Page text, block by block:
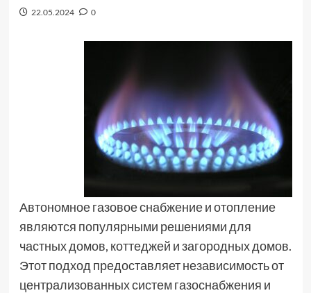
22.05.2024 0
Автономное газовое снабжение и отопление
являются популярными решениями для
частных домов, коттеджей и загородных домов.
Этот подход предоставляет независимость от
централизованных систем газоснабжения и